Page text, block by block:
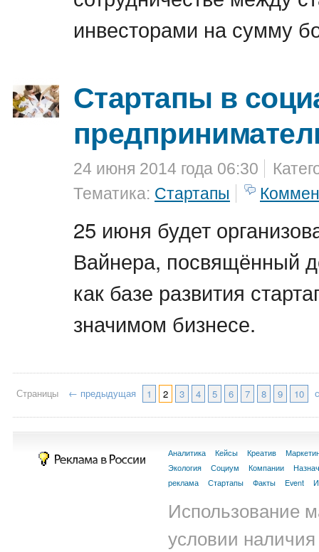
инвесторами на сумму
Стартапы в
24 июня 2014 года 06:30
Тематика: Стартапы
25 июня будет
Вайнера, посвящённый
как базе развития
значимом бизнесе.
Страницы ← предыдущая 1 2 3 4 5 6 7 8 9 10
Аналитика Кейсы Креатив
Экология
Социум Компании
реклама
Стартапы Факты Event
Использование
условии